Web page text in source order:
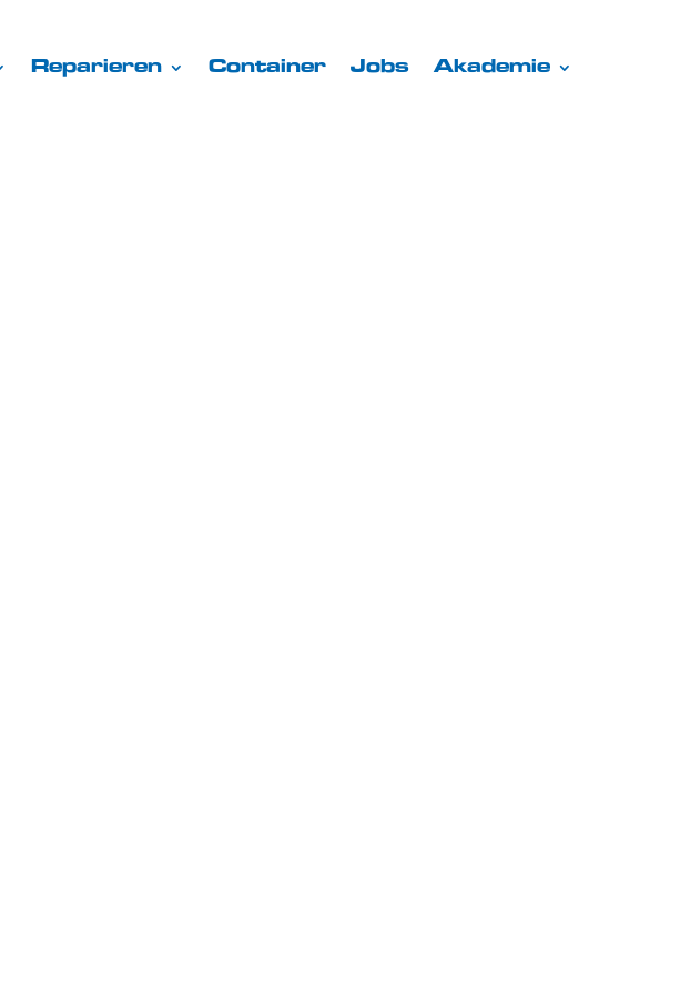
Reparieren Container Jobs Akademie